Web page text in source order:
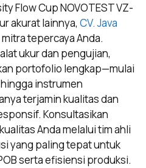
Flow Cup NOVOTEST VZ-
akurat lainnya, CV. Java
tepercaya Anda.
ukur dan pengujian,
portofolio lengkap—mulai
instrumen
terjamin kualitas dan
Konsultasikan
Anda melalui tim ahli
yang paling tepat untuk
serta efisiensi produksi.